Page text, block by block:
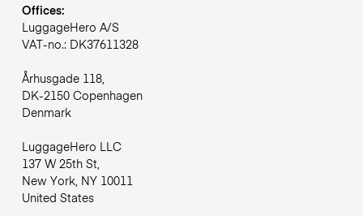
Offices:
LuggageHero A/S
VAT-no.: DK37611328
Århusgade 118,
DK-2150 Copenhagen
Denmark
LuggageHero LLC
137 W 25th St,
New York, NY 10011
United States